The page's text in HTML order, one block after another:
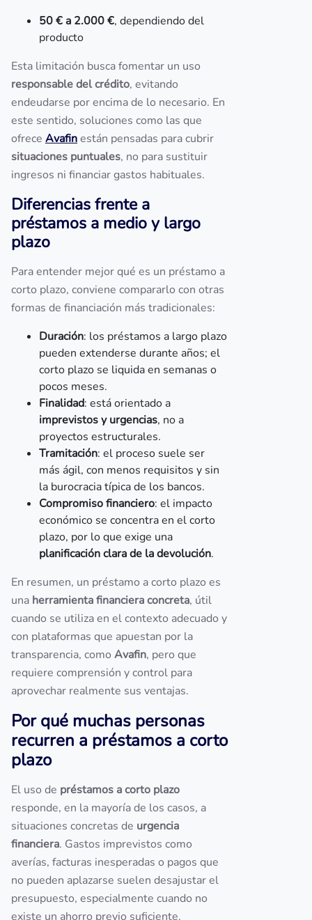
50 € a 2.000 €, dependiendo del
producto
Esta limitación busca fomentar un uso
responsable del crédito, evitando
endeudarse por encima de lo necesario. En
este sentido, soluciones como las que
ofrece Avafinestán pensadas para cubrir
situaciones puntuales, no para sustituir
ingresos ni financiar gastos habituales.
Diferencias frente a
préstamos a medio y largo
plazo
Para entender mejor qué es un préstamo a
corto plazo, conviene compararlo con otras
formas de financiación más tradicionales:
Duración: los préstamos a largo plazo
pueden extenderse durante años; el
corto plazo se liquida en semanas o
pocos meses.
Finalidad: está orientado a
imprevistos y urgencias, no a
proyectos estructurales.
Tramitación: el proceso suele ser
más ágil, con menos requisitos y sin
la burocracia típica de los bancos.
Compromiso financiero: el impacto
económico se concentra en el corto
plazo, por lo que exige una
planificación clara de la devolución.
En resumen, un préstamo a corto plazo es
una herramienta financiera concreta, útil
cuando se utiliza en el contexto adecuado y
con plataformas que apuestan por la
transparencia, como Avafin, pero que
requiere comprensión y control para
aprovechar realmente sus ventajas.
Por qué muchas personas
recurren a préstamos a corto
plazo
El uso de préstamos a corto plazo
responde, en la mayoría de los casos, a
situaciones concretas de urgencia
financiera. Gastos imprevistos como
averías, facturas inesperadas o pagos que
no pueden aplazarse suelen desajustar el
presupuesto, especialmente cuando no
existe un ahorro previo suficiente.